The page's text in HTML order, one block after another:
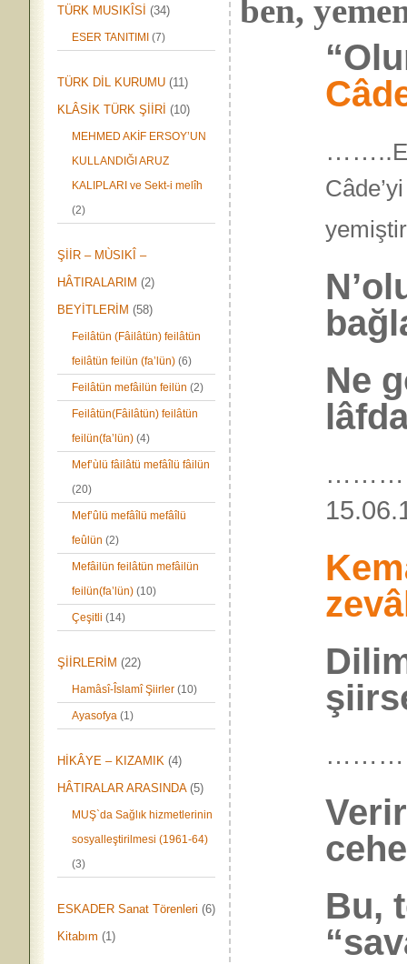
TÜRK MUSIKÎSİ (34)
ESER TANITIMI (7)
TÜRK DİL KURUMU (11)
KLÂSİK TÜRK ŞİİRİ (10)
MEHMED AKİF ERSOY’UN
KULLANDIĞI ARUZ
KALIPLARI ve Sekt-i melîh
(2)
ŞİİR – MÙSIKÎ –
HÂTIRALARIM (2)
BEYİTLERİM (58)
Feilâtün (Fâilâtün) feilâtün
feilâtün feilün (fa’lün) (6)
Feilâtün mefâilün feilün (2)
Feilâtün(Fâilâtün) feilâtün
feilün(fa’lün) (4)
Mef’ùlü fâilâtü mefâîlü fâilün
(20)
Mef’ûlü mefâîlü mefâîlü
feûlün (2)
Mefâilün feilâtün mefâilün
feilün(fa’lün) (10)
Çeşitli (14)
ŞİİRLERİM (22)
Hamâsî-Îslamî Şiirler (10)
Ayasofya (1)
HİKÂYE – KIZAMIK (4)
HÂTIRALAR ARASINDA(5)
MUŞ`da Sağlık hizmetlerinin
sosyalleştirilmesi (1961-64)
(3)
ESKADER Sanat Törenleri (6)
Kitabım (1)
ben,
……..
Ne
Bu,